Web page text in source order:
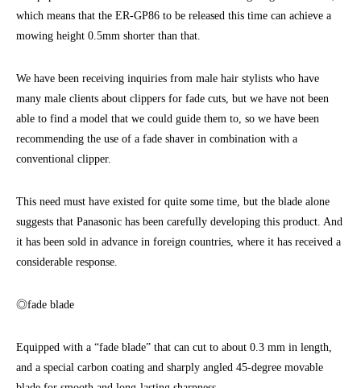
which means that the ER-GP86 to be released this time can achieve a
mowing height 0.5mm shorter than that.
We have been receiving inquiries from male hair stylists who have
many male clients about clippers for fade cuts, but we have not been
able to find a model that we could guide them to, so we have been
recommending the use of a fade shaver in combination with a
conventional clipper.
This need must have existed for quite some time, but the blade alone
suggests that Panasonic has been carefully developing this product. And
it has been sold in advance in foreign countries, where it has received a
considerable response.
◎fade blade
Equipped with a “fade blade” that can cut to about 0.3 mm in length,
and a special carbon coating and sharply angled 45-degree movable